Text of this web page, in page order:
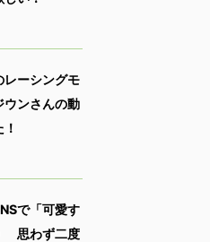
ーシングモ
ウンさんの動
で「可愛す
思わず二度